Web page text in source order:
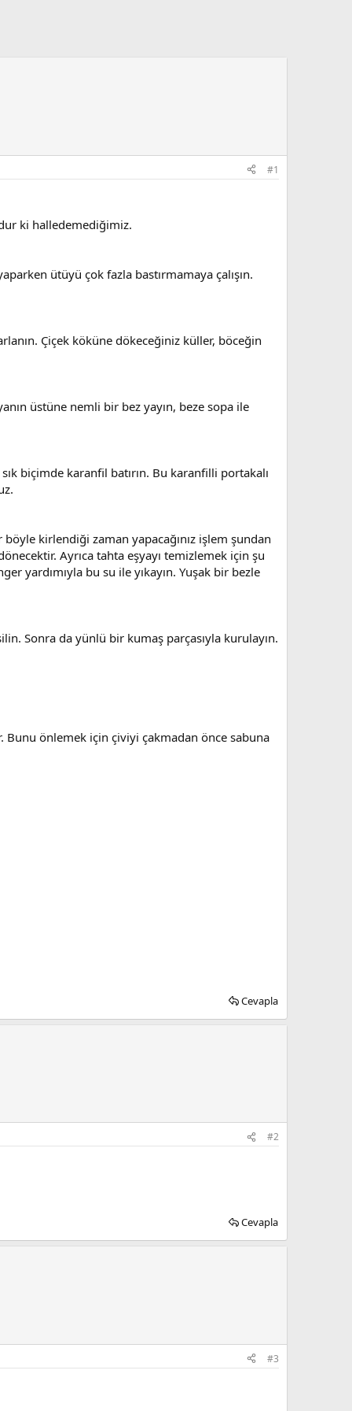
#1
ki halledemediğimiz.
ütüyü çok fazla bastırmamaya çalışın.
Çiçek köküne dökeceğiniz küller, böceğin
üstüne nemli bir bez yayın, beze sopa ile
biçimde karanfil batırın. Bu karanfilli portakalı
böyle kirlendiği zaman yapacağınız işlem şundan
Ayrıca tahta eşyayı temizlemek için şu
yardımıyla bu su ile yıkayın. Yuşak bir bezle
Sonra da yünlü bir kumaş parçasıyla kurulayın.
Bunu önlemek için çiviyi çakmadan önce sabuna
Cevapla
#2
Cevapla
#3